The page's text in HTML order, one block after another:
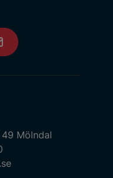
Mölndal